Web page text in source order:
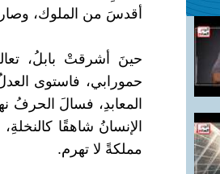
أقدسَ من الملوك،
حينَ أشرقتْ بابلُ،
حمورابي، فاستوى
المعابدِ، فسالَ الحرفُ
الإنسانُ شاهقًا
مملكةً لا تهرم.